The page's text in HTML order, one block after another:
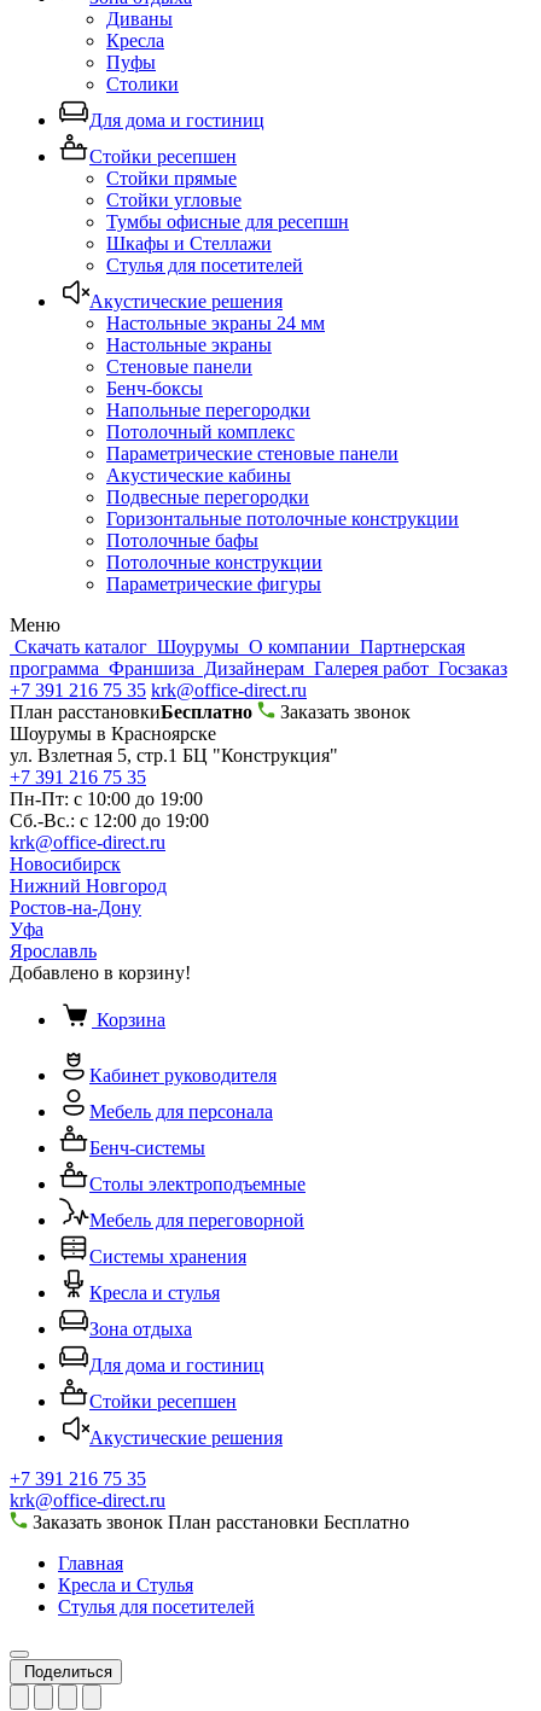
Диваны
Кресла
Пуфы
Столики
Для дома и гостиниц
Стойки ресепшен
Стойки прямые
Стойки угловые
Тумбы офисные для ресепшн
Шкафы и Стеллажи
Стулья для посетителей
Акустические решения
Настольные экраны 24 мм
Настольные экраны
Стеновые панели
Бенч-боксы
Напольные перегородки
Потолочный комплекс
Параметрические стеновые панели
Акустические кабины
Подвесные перегородки
Горизонтальные потолочные конструкции
Потолочные бафы
Потолочные конструкции
Параметрические фигуры
Меню
Скачать каталог Шоурумы О компании Партнерская
программа Франшиза Дизайнерам Галерея работ Госзаказ
+7 391 216 75 35 krk@office-direct.ru
План расстановкиБесплатно
Заказать звонок
Шоурумы в Красноярске
ул. Взлетная 5, стр.1 БЦ "Конструкция"
+7 391 216 75 35
Пн-Пт: с 10:00 до 19:00
Сб.-Вс.: с 12:00 до 19:00
krk@office-direct.ru
Новосибирск
Нижний Новгород
Ростов-на-Дону
Уфа
Ярославль
Добавлено в корзину!
Корзина
Кабинет руководителя
Мебель для персонала
Бенч-системы
Столы электроподъемные
Мебель для переговорной
Системы хранения
Кресла и стулья
Зона отдыха
Для дома и гостиниц
Стойки ресепшен
Акустические решения
+7 391 216 75 35
krk@office-direct.ru
Заказать звонок План расстановки Бесплатно
Главная
Кресла и Стулья
Стулья для посетителей
Поделиться